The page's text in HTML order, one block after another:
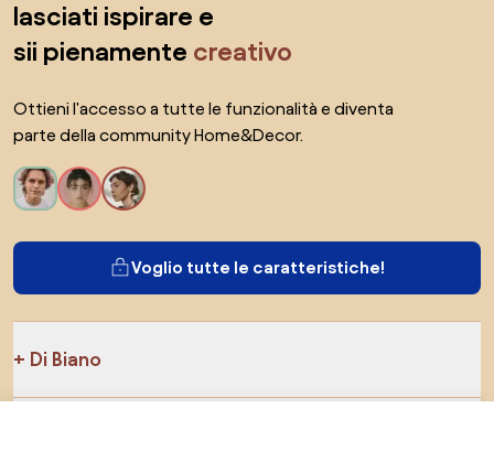
lasciati ispirare e
sii pienamente creativo
Ottieni l'accesso a tutte le funzionalità e diventa
parte della community Home&Decor.
Voglio tutte le caratteristiche!
Di Biano